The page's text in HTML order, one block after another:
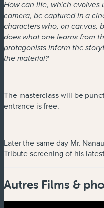
How can life, which evolves
camera, be captured in a
characters who, on canvas,
does what one learns from
protagonists inform the
the material?
The masterclass will be
entrance is free.
Later the same day Mr.
Tribute screening of his
Autres Films &